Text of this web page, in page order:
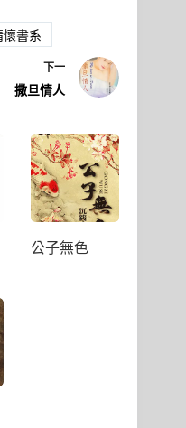
書系
下一
撒旦情人
公子無色